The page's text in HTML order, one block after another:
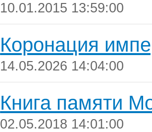
10.01.2015 13:59:00
Коронация
14.05.2026 14:04:00
Книга памяти
02.05.2018 14:01:00